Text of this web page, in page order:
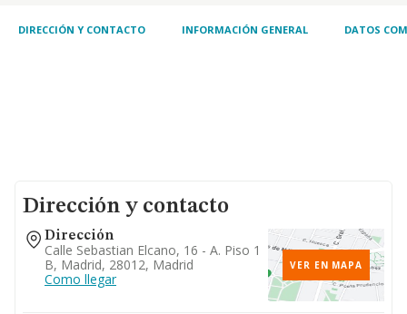
DIRECCIÓN Y CONTACTO INFORMACIÓN GENERAL DATOS
Dirección y contacto
Dirección
Calle Sebastian Elcano, 16 - A. Piso 1
B, Madrid, 28012, Madrid
Como llegar
VER EN MAPA